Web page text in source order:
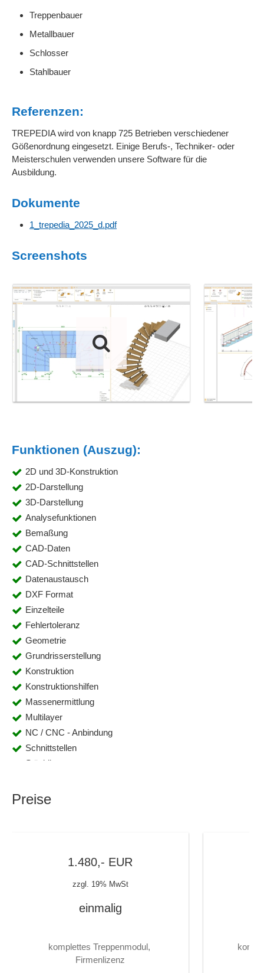
Treppenbauer
Metallbauer
Schlosser
Stahlbauer
Referenzen:
TREPEDIA wird von knapp 725 Betrieben verschiedener
Gößenordnung eingesetzt. Einige Berufs-, Techniker- oder
Meisterschulen verwenden unsere Software für die
Ausbildung.
Dokumente
1_trepedia_2025_d.pdf
Screenshots
Funktionen (Auszug):
2D und 3D-Konstruktion
2D-Darstellung
3D-Darstellung
Analysefunktionen
Bemaßung
CAD-Daten
CAD-Schnittstellen
Datenaustausch
DXF Format
Einzelteile
Fehlertoleranz
Geometrie
Grundrisserstellung
Konstruktion
Konstruktionshilfen
Massenermittlung
Multilayer
NC / CNC - Anbindung
Schnittstellen
Stücklistenmanagement
Preise
1.480,- EUR
zzgl. 19% MwSt
einmalig
komplettes Treppenmodul,
Firmenlizenz